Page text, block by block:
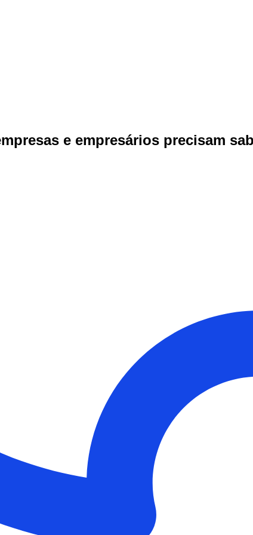
e empresários precisam